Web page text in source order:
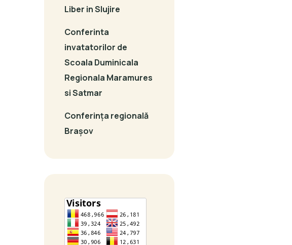
Liber in Slujire
Conferinta
invatatorilor de
Scoala Duminicala
Regionala Maramures
si Satmar
Conferința regională
Brașov